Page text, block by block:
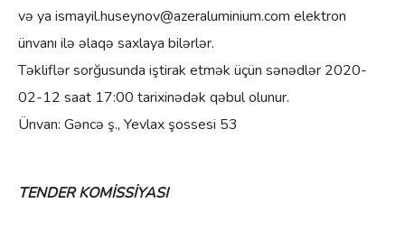
və ya ismayil.huseynov@azeraluminium.com elektron
ünvanı ilə əlaqə saxlaya bilərlər.
Təkliflər sorğusunda iştirak etmək üçün sənədlər 2020-
02-12 saat 17:00 tarixinədək qəbul olunur.
Ünvan: Gəncə ş., Yevlax şossesi 53
TENDER KOMİSSİYASI